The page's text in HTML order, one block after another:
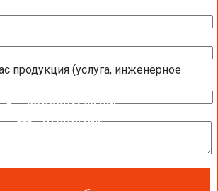
продукция (услуга, инженерное
ДАТЧИКИ
КОНДИЦИОНИРОВАНИЕ
ВЕНТИЛЯЦИЯ
ВОДОСНАБЖЕНИЕ
ОТОПЛЕНИЕ